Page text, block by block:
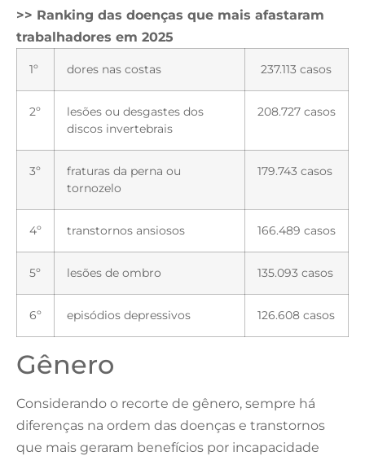
>> Ranking das doenças que mais afastaram
trabalhadores em 2025
1º dores nas costas 237.113 casos
2º
lesões ou desgastes dos
discos invertebrais
208.727 casos
3º
fraturas da perna ou
tornozelo
179.743 casos
4º transtornos ansiosos 166.489 casos
5º lesões de ombro 135.093 casos
6º episódios depressivos 126.608 casos
Gênero
Considerando o recorte de gênero, sempre há
diferenças na ordem das doenças e transtornos
que mais geraram benefícios por incapacidade